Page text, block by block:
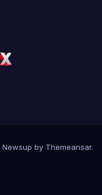
Newsup by Themeansar.